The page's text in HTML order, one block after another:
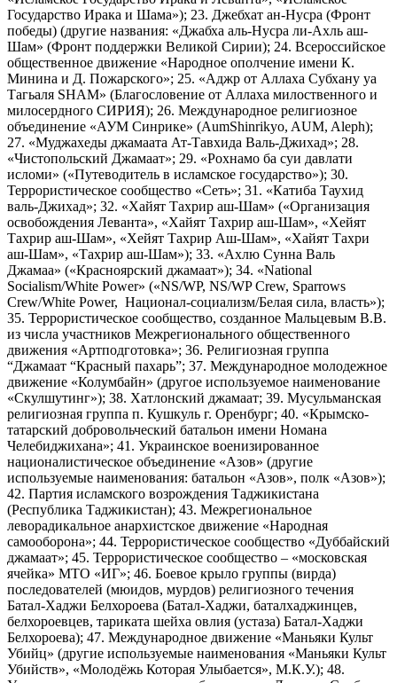
Государство Ирака и Шама»); 23. Джебхат ан-Нусра (Фронт
победы) (другие названия: «Джабха аль-Нусра ли-Ахль аш-
Шам» (Фронт поддержки Великой Сирии); 24. Всероссийское
общественное движение «Народное ополчение имени К.
Минина и Д. Пожарского»; 25. «Аджр от Аллаха Субхану уа
Тагьаля SHAM» (Благословение от Аллаха милоственного и
милосердного СИРИЯ); 26. Международное религиозное
объединение «АУМ Синрике» (AumShinrikyo, AUM, Aleph);
27. «Муджахеды джамаата Ат-Тавхида Валь-Джихад»; 28.
«Чистопольский Джамаат»; 29. «Рохнамо ба суи давлати
исломи» («Путеводитель в исламское государство»); 30.
Террористическое сообщество «Сеть»; 31. «Катиба Таухид
валь-Джихад»; 32. «Хайят Тахрир аш-Шам» («Организация
освобождения Леванта», «Хайят Тахрир аш-Шам», «Хейят
Тахрир аш-Шам», «Хейят Тахрир Аш-Шам», «Хайят Тахри
аш-Шам», «Тахрир аш-Шам»); 33. «Ахлю Сунна Валь
Джамаа» («Красноярский джамаат»); 34. «National
Socialism/White Power» («NS/WP, NS/WP Crew, Sparrows
Crew/White Power, Национал-социализм/Белая сила, власть»);
35. Террористическое сообщество, созданное Мальцевым В.В.
из числа участников Межрегионального общественного
движения «Артподготовка»; 36. Религиозная группа
“Джамаат “Красный пахарь”; 37. Международное молодежное
движение «Колумбайн» (другое используемое наименование
«Скулшутинг»); 38. Хатлонский джамаат; 39. Мусульманская
религиозная группа п. Кушкуль г. Оренбург; 40. «Крымско-
татарский добровольческий батальон имени Номана
Челебиджихана»; 41. Украинское военизированное
националистическое объединение «Азов» (другие
используемые наименования: батальон «Азов», полк «Азов»);
42. Партия исламского возрождения Таджикистана
(Республика Таджикистан); 43. Межрегиональное
леворадикальное анархистское движение «Народная
самооборона»; 44. Террористическое сообщество «Дуббайский
джамаат»; 45. Террористическое сообщество – «московская
ячейка» МТО «ИГ»; 46. Боевое крыло группы (вирда)
последователей (мюидов, мурдов) религиозного течения
Батал-Хаджи Белхороева (Батал-Хаджи, баталхаджинцев,
белхороевцев, тариката шейха овлия (устаза) Батал-Хаджи
Белхороева); 47. Международное движение «Маньяки Культ
Убийц» (другие используемые наименования «Маньяки Культ
Убийств», «Молодёжь Которая Улыбается», М.К.У.); 48.